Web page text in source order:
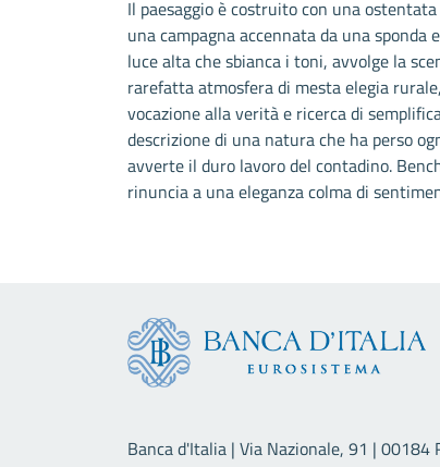
Il paesaggio è costruito con una
una campagna accennata da una
luce alta che sbianca i toni, avvolge la
rarefatta atmosfera di mesta elegia
vocazione alla verità e ricerca di
descrizione di una natura che ha perso
avverte il duro lavoro del contadino.
rinuncia a una eleganza colma di
Banca d'Italia | Via Nazionale, 91 | 00184